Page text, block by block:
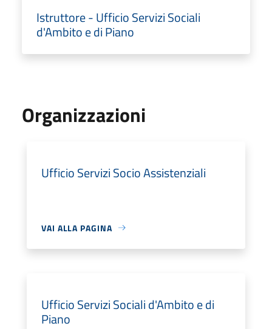
Istruttore - Ufficio Servizi Sociali
d'Ambito e di Piano
Organizzazioni
Ufficio Servizi Socio Assistenziali
VAI ALLA PAGINA
Ufficio Servizi Sociali d'Ambito e di
Piano